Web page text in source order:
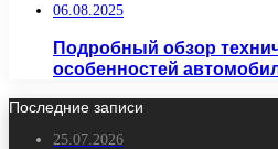
06.08.2025
Подробный обзор
особенностей
Последние записи
25.07.2026